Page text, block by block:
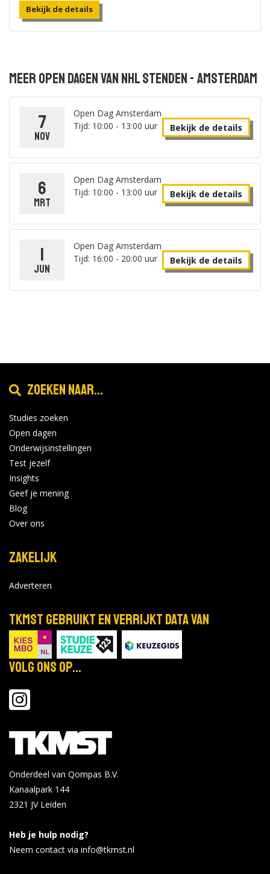
Bekijk de details
Meer open dagen van NHL Stenden - Amsterdam
7
nov
Open Dag Amsterdam
Tijd: 10:00 - 13:00 uur
Bekijk de details
6
mrt
Open Dag Amsterdam
Tijd: 10:00 - 13:00 uur
Bekijk de details
1
jun
Open Dag Amsterdam
Tijd: 16:00 - 20:00 uur
Bekijk de details
Zoeken naar...
Studies zoeken
Open dagen
Onderwijsinstellingen
Test jezelf
Insights
Geef je mening
Blog
Over ons
Zakelijk
Adverteren
TKMST gebruikt en verrijkt data van
Volg ons op...
Onderdeel van Qompas B.V.
Kanaalpark 144
2321 JV Leiden
Heb je hulp nodig?
Neem contact via info@tkmst.nl